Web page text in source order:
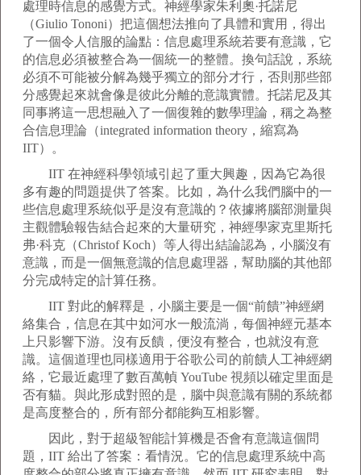
處理時信息的感覺方式。神經學家朱利奧·托諾尼
（Giulio Tononi）把這個想法推向了具體和實用，得出
了一個令人信服的論點：信息處理系統若要有意識，它
的信息必須被整合為一個統一的整體。換句話說，系統
必須不可能被分解為幾乎獨立的部分才行，否則那些部
分感覺起來就會像是彼此分離的意識實體。托諾尼及其
同事將這一思想融入了一個復雜的數學理論，稱之為整
合信息理論（integrated information theory，縮寫為
IIT）。
IIT 在神經科學領域引起了重大興趣，因為它為很
多有趣的問題提供了答案。比如，為什么我們腦中的一
些信息處理系統似乎是沒有意識的？依據將腦部測量與
主觀體驗報告結合起來的大量研究，神經學家克里斯托
弗·科克（Christof Koch）等人得出結論認為，小腦沒有
意識，而是一個無意識的信息處理器，幫助腦的其他部
分完成特定的計算任務。
IIT 對此的解釋是，小腦主要是一個“前饋”神經網
絡集合，信息在其中如河水一般流淌，每個神經元基本
上只影響下游。沒有反饋，便沒有整合，也就沒有意
識。這個道理也同樣適用于谷歌公司的前饋人工神經網
絡，它最近處理了數百萬幀 YouTube 視頻以確定里面是
否有貓。與此形成對照的是，腦中與意識有關的系統都
是高度整合的，所有部分都能夠互相影響。
因此，對于超級智能計算機是否會有意識這個問
題，IIT 給出了答案：看情況。它的信息處理系統中高